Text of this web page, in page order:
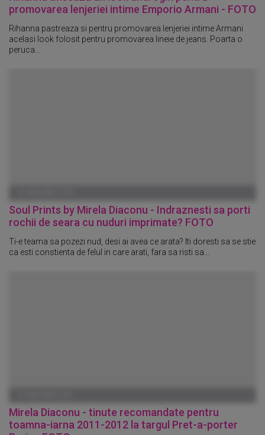
promovarea lenjeriei intime Emporio Armani - FOTO
Rihanna pastreaza si pentru promovarea lenjeriei intime Armani
acelasi look folosit pentru promovarea lineie de jeans. Poarta o
peruca...
Soul Prints by Mirela Diaconu - Indraznesti sa porti
rochii de seara cu nuduri imprimate? FOTO
Ti-e teama sa pozezi nud, desi ai avea ce arata? Iti doresti sa se stie
ca esti constienta de felul in care arati, fara sa risti sa...
Mirela Diaconu - tinute recomandate pentru
toamna-iarna 2011-2012 la targul Pret-a-porter